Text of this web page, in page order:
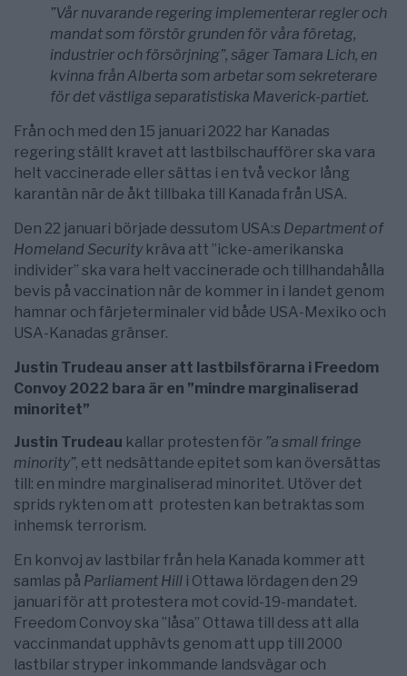
”Vår nuvarande regering implementerar regler och
mandat som förstör grunden för våra företag,
industrier och försörjning”, säger Tamara Lich, en
kvinna från Alberta som arbetar som sekreterare
för det västliga separatistiska Maverick-partiet.
Från och med den 15 januari 2022 har Kanadas
regering ställt kravet att lastbilschaufförer ska vara
helt vaccinerade eller sättas i en två veckor lång
karantän när de åkt tillbaka till Kanada från USA.
Den 22 januari började dessutom USA:s Department of
Homeland Securitykräva att ”icke-amerikanska
individer” ska vara helt vaccinerade och tillhandahålla
bevis på vaccination när de kommer in i landet genom
hamnar och färjeterminaler vid både USA-Mexiko och
USA-Kanadas gränser.
Justin Trudeau anser att lastbilsförarna i Freedom
Convoy 2022 bara är en ”mindre marginaliserad
minoritet”
Justin Trudeau kallar protesten för ”a small fringe
minority”, ett nedsättande epitet som kan översättas
till: en mindre marginaliserad minoritet. Utöver det
sprids rykten om att protesten kan betraktas som
inhemsk terrorism.
En konvoj av lastbilar från hela Kanada kommer att
samlas på Parliament Hill i Ottawa lördagen den 29
januari för att protestera mot covid-19-mandatet.
Freedom Convoy ska ”låsa” Ottawa till dess att alla
vaccinmandat upphävts genom att upp till 2000
lastbilar stryper inkommande landsvägar och